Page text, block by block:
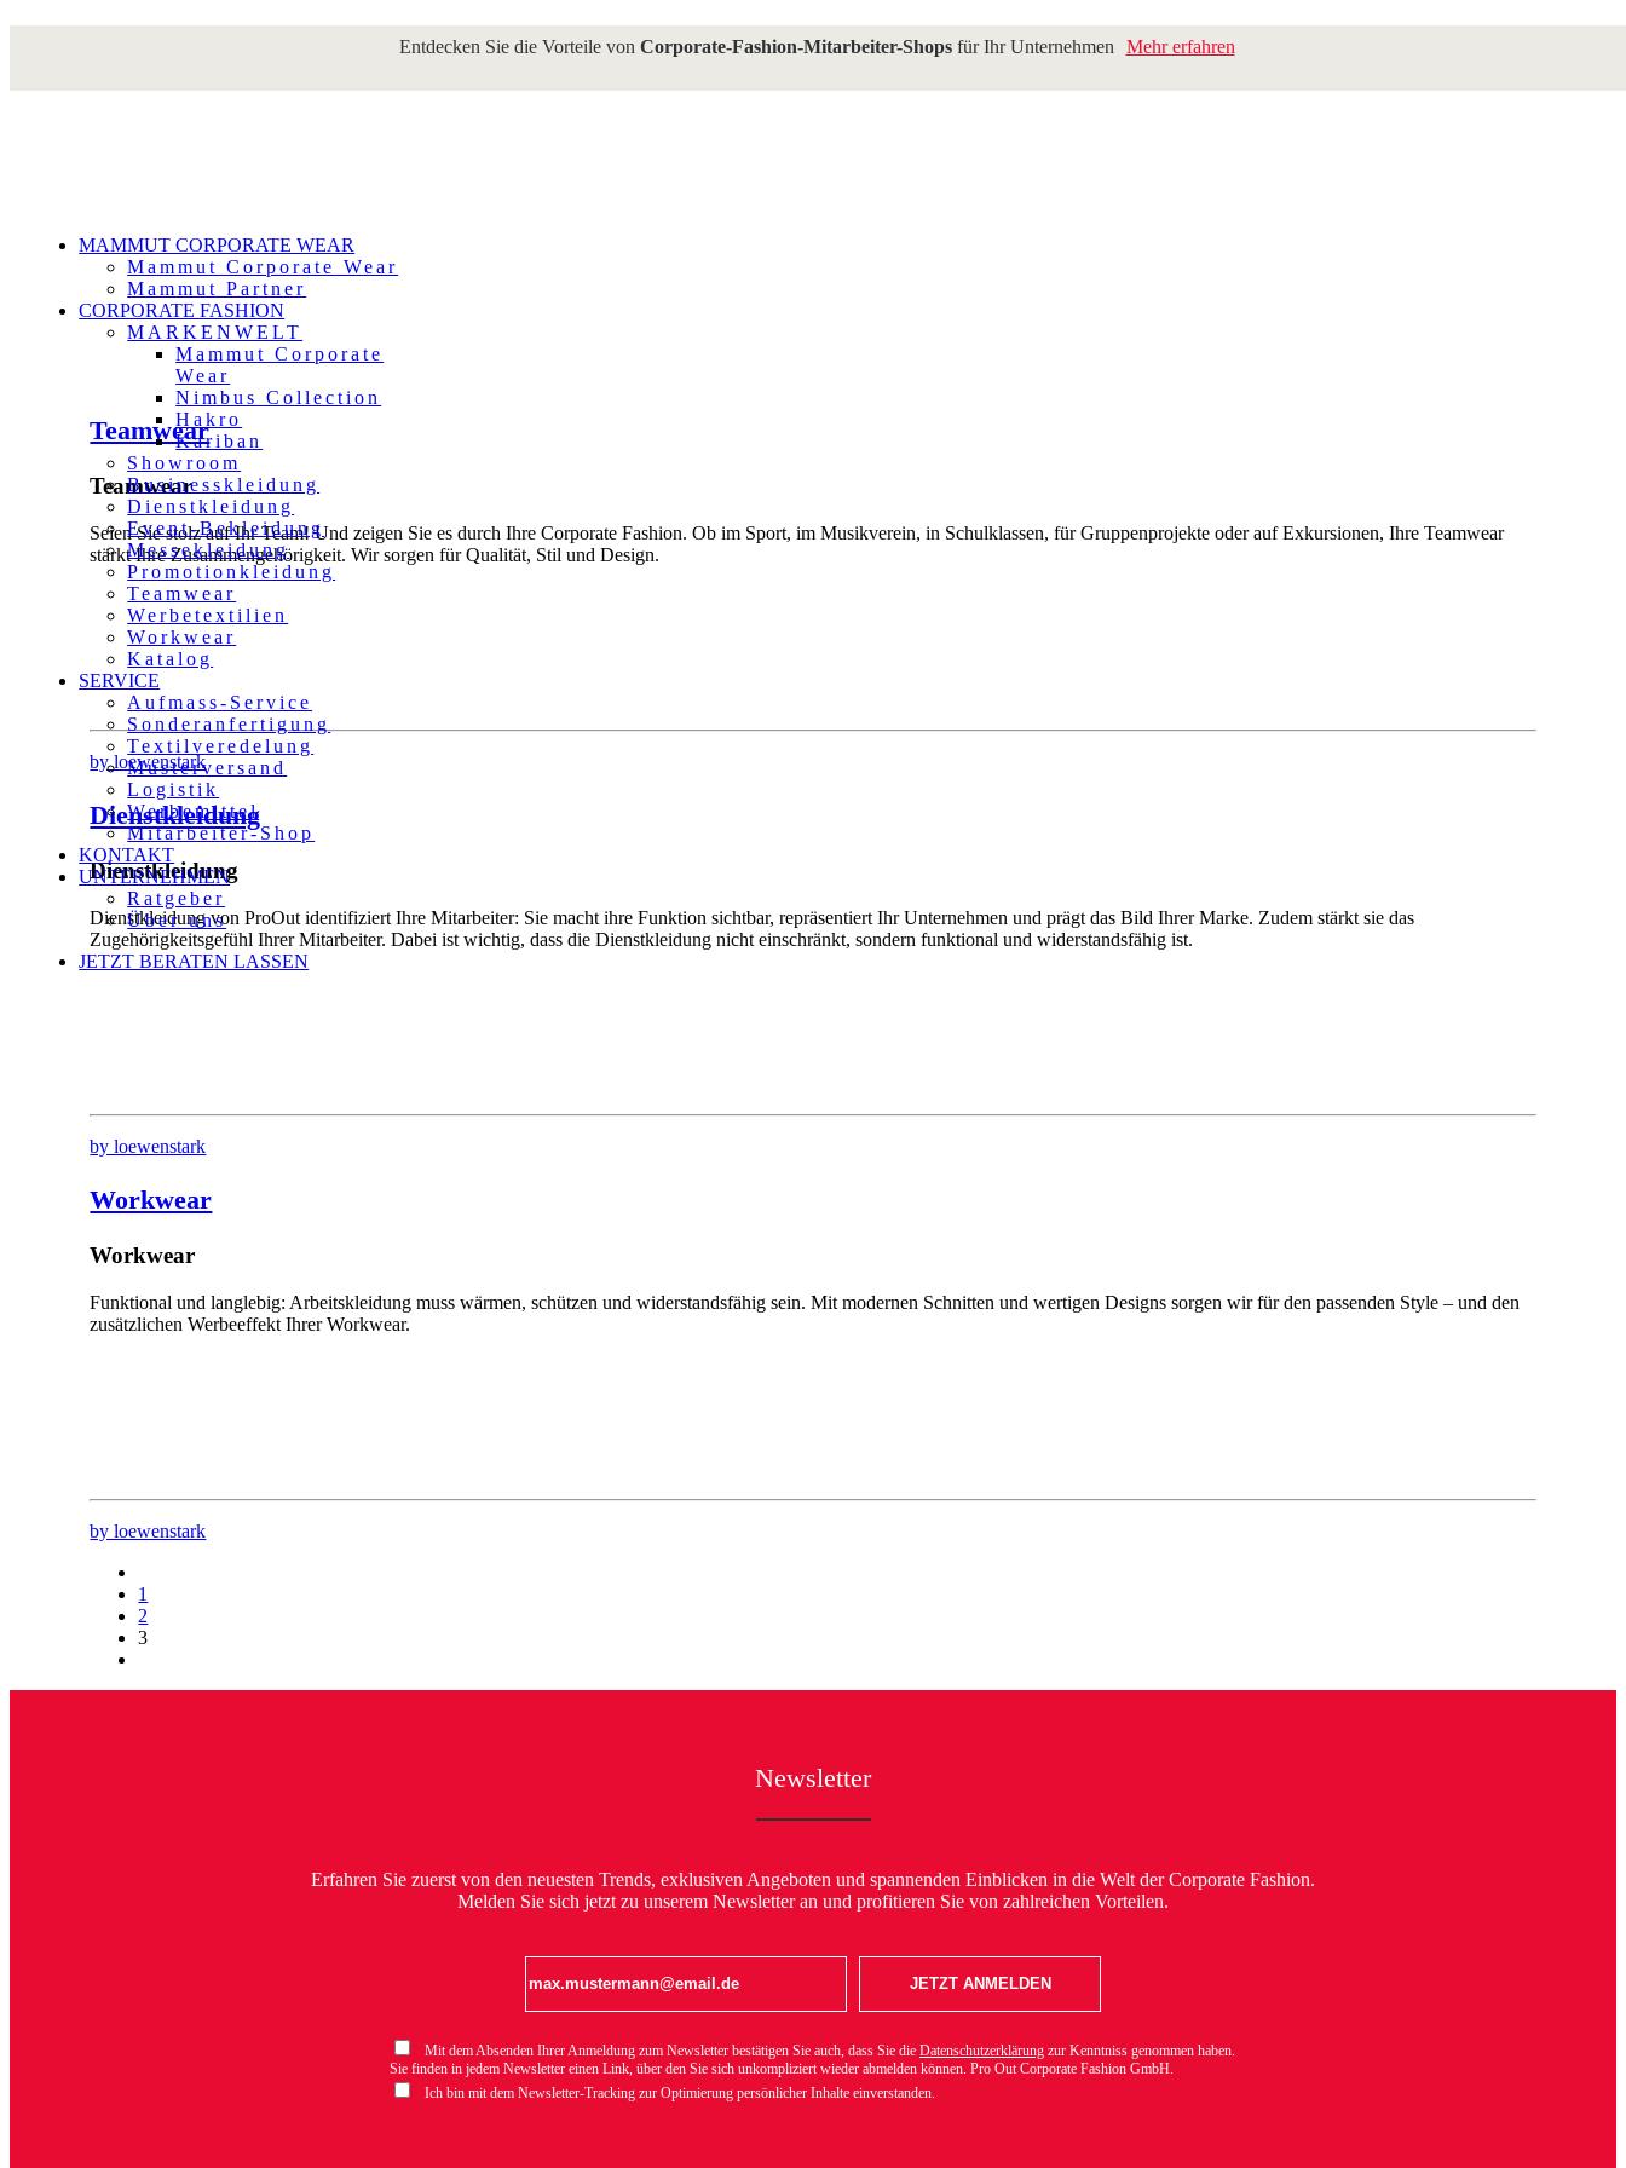
Entdecken Sie die Vorteile von Corporate-Fashion-Mitarbeiter-Shopsfür Ihr Unternehmen Mehr erfahren
MAMMUT CORPORATE WEAR
Mammut Corporate Wear
Mammut Partner
CORPORATE FASHION
MARKENWELT
Mammut Corporate
Wear
Nimbus Collection
Hakro
Kariban
Showroom
Businesskleidung
Dienstkleidung
Event-Bekleidung
Messekleidung
Promotionkleidung
Teamwear
Werbetextilien
Workwear
Katalog
SERVICE
Aufmass-Service
Sonderanfertigung
Textilveredelung
Musterversand
Logistik
Werbemittel
Mitarbeiter-Shop
KONTAKT
UNTERNEHMEN
Ratgeber
Über uns
JETZT BERATEN LASSEN
Archives Owl Carousels
Teamwear
Teamwear
Seien Sie stolz auf Ihr Team! Und zeigen Sie es durch Ihre Corporate Fashion. Ob im Sport, im Musikverein, in Schulklassen, für Gruppenprojekte oder auf Exkursionen, Ihre Teamwear
stärkt Ihre Zusammengehörigkeit. Wir sorgen für Qualität, Stil und Design.
by loewenstark
Dienstkleidung
Dienstkleidung
Dienstkleidung von ProOut identifiziert Ihre Mitarbeiter: Sie macht ihre Funktion sichtbar, repräsentiert Ihr Unternehmen und prägt das Bild Ihrer Marke. Zudem stärkt sie das
Zugehörigkeitsgefühl Ihrer Mitarbeiter. Dabei ist wichtig, dass die Dienstkleidung nicht einschränkt, sondern funktional und widerstandsfähig ist.
by loewenstark
Workwear
Workwear
Funktional und langlebig: Arbeitskleidung muss wärmen, schützen und widerstandsfähig sein. Mit modernen Schnitten und wertigen Designs sorgen wir für den passenden Style – und den
zusätzlichen Werbeeffekt Ihrer Workwear.
by loewenstark
1
2
3
Newsletter
Erfahren Sie zuerst von den neuesten Trends, exklusiven Angeboten und spannenden Einblicken in die Welt der Corporate Fashion.
Melden Sie sich jetzt zu unserem Newsletter an und profitieren Sie von zahlreichen Vorteilen.
JETZT ANMELDEN
Mit dem Absenden Ihrer Anmeldung zum Newsletter bestätigen Sie auch, dass Sie die Datenschutzerklärung zur Kenntniss genommen haben.
Sie finden in jedem Newsletter einen Link, über den Sie sich unkompliziert wieder abmelden können. Pro Out Corporate Fashion GmbH.
Ich bin mit dem Newsletter-Tracking zur Optimierung persönlicher Inhalte einverstanden.